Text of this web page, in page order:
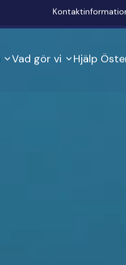
Secondary
Vad gör vi Hjälp